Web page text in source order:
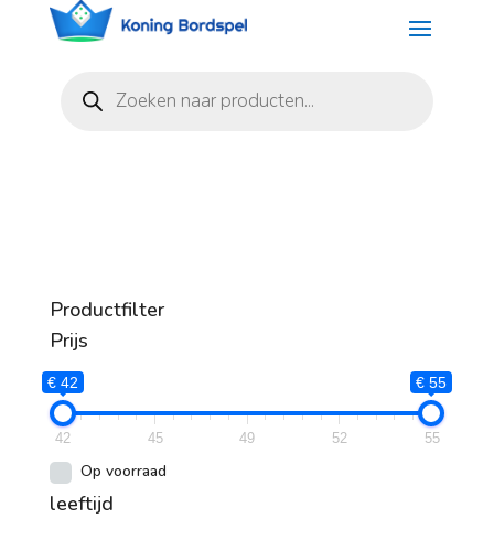
zoeken
Productfilter
Prijs
€ 42 € 55
42 45 49 52 55
Op voorraad
leeftijd